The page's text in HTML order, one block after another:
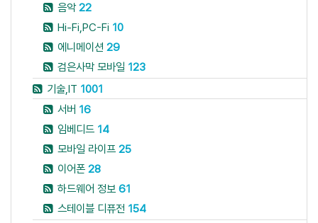
음악22
Hi-Fi,PC-Fi 10
에니메이션 29
검은사막 모바일 123
기술,IT 1001
서버 16
임베디드 14
모바일 라이프 25
이어폰 28
하드웨어 정보 61
스테이블 디퓨전 154